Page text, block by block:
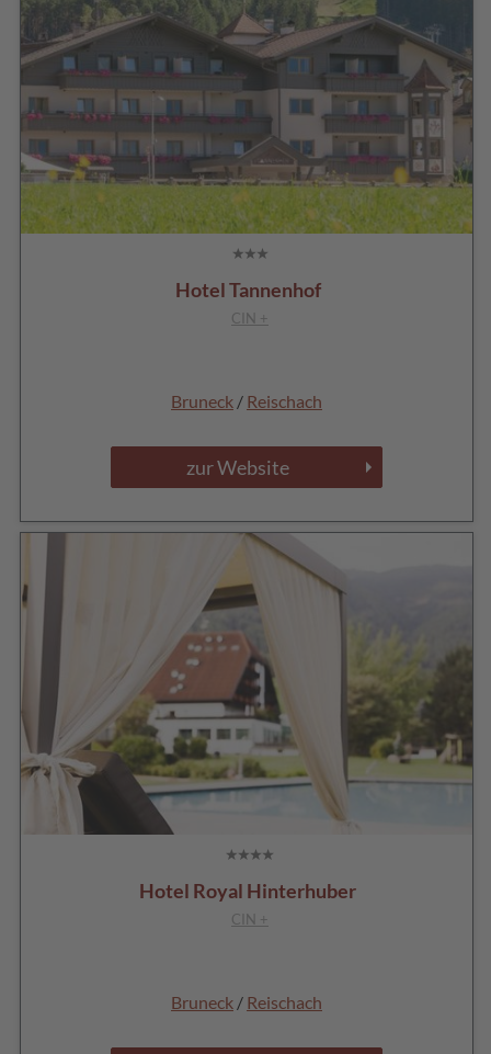
Hotel Tannenhof
CIN +
Bruneck / Reischach
zur Website
Hotel Royal Hinterhuber
CIN +
Bruneck / Reischach